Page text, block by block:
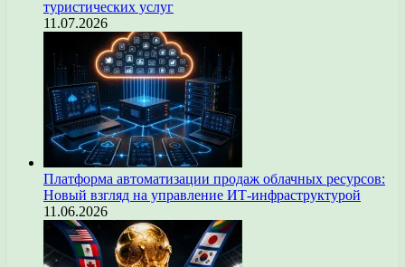
туристических услуг
11.07.2026
Платформа автоматизации продаж облачных ресурсов:
Новый взгляд на управление ИТ-инфраструктурой
11.06.2026